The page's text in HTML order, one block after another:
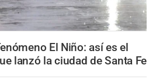
El Niño: así es el
lanzó la ciudad de Santa Fe